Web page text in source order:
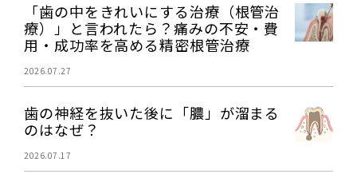
「歯の中をきれいにする治療（根管治
療）」と言われたら？痛みの不安・費
用・成功率を高める精密根管治療
2026.07.27
歯の神経を抜いた後に「膿」が溜まる
のはなぜ？
2026.07.17